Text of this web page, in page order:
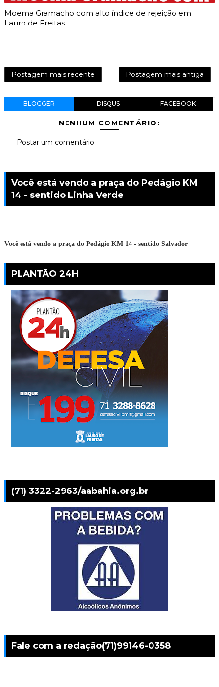
Moema Gramacho com alto índice de rejeição em
Lauro de Freitas
Postagem mais recente Postagem mais antiga
BLOGGER DISQUS FACEBOOK
NENHUM COMENTÁRIO:
Postar um comentário
Você está vendo a praça do Pedágio KM
14 - sentido Linha Verde
Você está vendo a praça do Pedágio KM 14 - sentido Salvador
PLANTÃO 24H
(71) 3322-2963/aabahia.org.br
Fale com a redação(71)99146-0358